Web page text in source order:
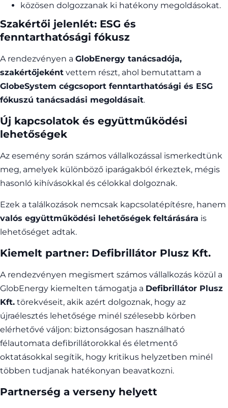
közösen dolgozzanak ki hatékony megoldásokat.
Szakértői jelenlét: ESG és
fenntarthatósági fókusz
A rendezvényen a GlobEnergy tanácsadója,
szakértőjeként vettem részt, ahol bemutattam a
GlobeSystem cégcsoport fenntarthatósági és ESG
fókuszú tanácsadási megoldásait.
Új kapcsolatok és együttműködési
lehetőségek
Az esemény során számos vállalkozással ismerkedtünk
meg, amelyek különböző iparágakból érkeztek, mégis
hasonló kihívásokkal és célokkal dolgoznak.
Ezek a találkozások nemcsak kapcsolatépítésre, hanem
valós együttműködési lehetőségek feltárására is
lehetőséget adtak.
Kiemelt partner: Defibrillátor Plusz Kft.
A rendezvényen megismert számos vállalkozás közül a
GlobEnergy kiemelten támogatja a Defibrillátor Plusz
Kft. törekvéseit, akik azért dolgoznak, hogy az
újraélesztés lehetősége minél szélesebb körben
elérhetővé váljon: biztonságosan használható
félautomata defibrillátorokkal és életmentő
oktatásokkal segítik, hogy kritikus helyzetben minél
többen tudjanak hatékonyan beavatkozni.
Partnerség a verseny helyett